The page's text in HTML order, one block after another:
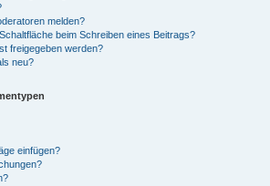
melden?
beim Schreiben eines Beitrags?
freigegeben werden?
neu?
einfügen?